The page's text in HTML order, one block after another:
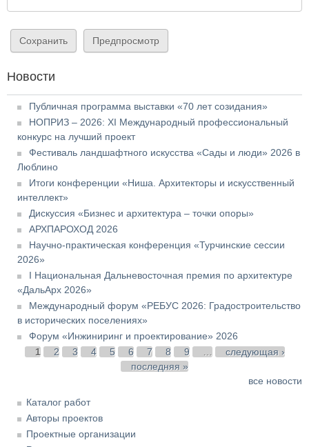
Новости
Публичная программа выставки «70 лет созидания»
НОПРИЗ – 2026: XI Международный профессиональный
конкурс на лучший проект
Фестиваль ландшафтного искусства «Сады и люди» 2026 в
Люблино
Итоги конференции «Ниша. Архитекторы и искусственный
интеллект»
Дискуссия «Бизнес и архитектура – точки опоры»
АРХПАРОХОД 2026
Научно-практическая конференция «Турчинские сессии
2026»
I Национальная Дальневосточная премия по архитектуре
«ДальАрх 2026»
Международный форум «РЕБУС 2026: Градостроительство
в исторических поселениях»
Форум «Инжиниринг и проектирование» 2026
Страницы
1 2 3 4 5 6 7 8 9 …
следующая ›
последняя »
все новости
Каталог работ
Авторы проектов
Проектные организации